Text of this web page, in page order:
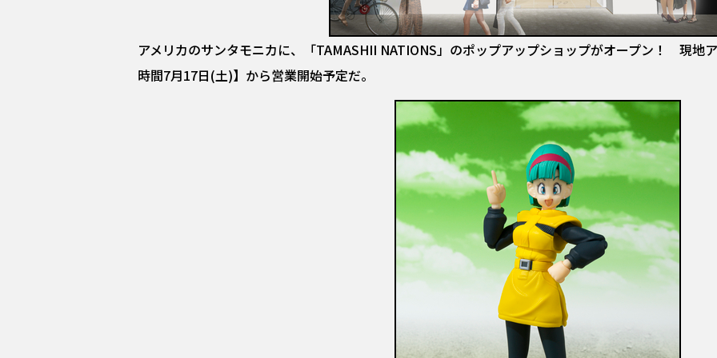
アメリカのサンタモニカに、「TAMASHII NATIONS」のポップアップショップがオープン！ 現地
時間7月17日(土)】から営業開始予定だ。